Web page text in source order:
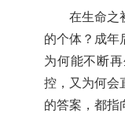
在生命之
的个体？成年
为何能不断
控，又为何会
的答案，都指